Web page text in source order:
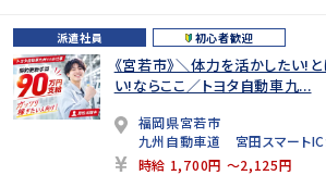
派遣社員 初心者歓迎
《宮若市》＼体力を活かしたい!
い!ならここ／トヨタ自動車九...
福岡県宮若市
九州自動車道 宮田スマート
時給 1,700円 ～2,125円